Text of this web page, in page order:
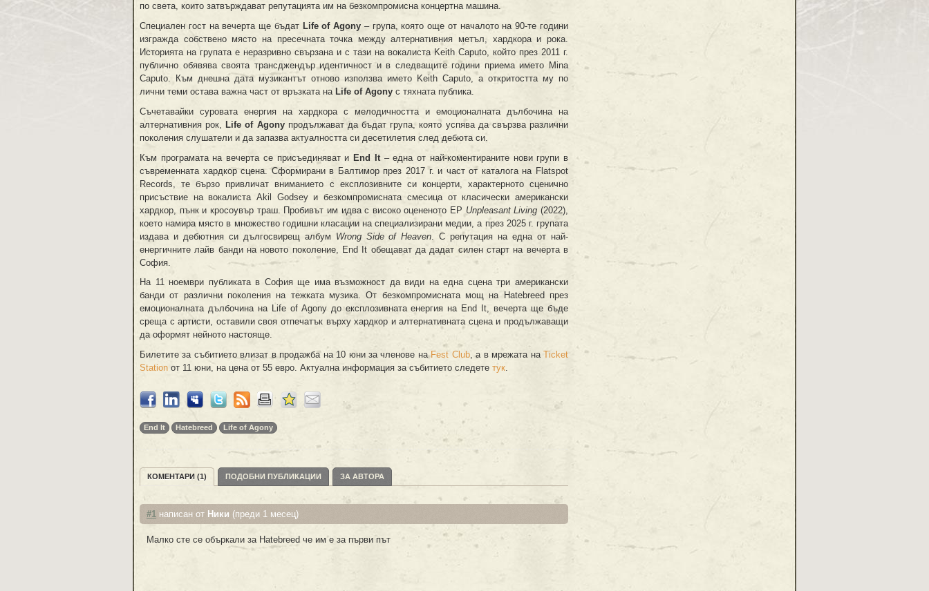
по света, които затвърждават репутацията им на безкомпромисна концертна машина.
Специален гост на вечерта ще бъдат Life of Agony – група, която още от началото на 90-те години
изгражда собствено място на пресечната точка между алтернативния метъл, хардкора и рока.
Историята на групата е неразривно свързана и с тази на вокалиста Keith Caputo, който през 2011 г.
публично обявява своята трансджендър идентичност и в следващите години приема името Mina
Caputo. Към днешна дата музикантът отново използва името Keith Caputo, а откритостта му по
лични теми остава важна част от връзката на Life of Agony с тяхната публика.
Съчетавайки суровата енергия на хардкора с мелодичността и емоционалната дълбочина на
алтернативния рок,
Life of Agonyпродължават да бъдат група, която успява да свързва различни
поколения слушатели и да запазва актуалността си десетилетия след дебюта си.
Към програмата на вечерта се присъединяват иEnd It– една от най-коментираните нови групи в
съвременната хардкор сцена. Сформирани в Балтимор през 2017 г. и част от каталога на Flatspot
Records, те бързо привличат вниманието с експлозивните си концерти, характерното сценично
присъствие на вокалиста Akil Godsey и безкомпромисната смесица от класически американски
хардкор, пънк и кросоувър траш. Пробивът им идва с високо оцененото EP Unpleasant Living (2022),
което намира място в множество годишни класации на специализирани медии, а през 2025 г. групата
издава и дебютния си дългосвирещ албум Wrong Side of Heaven . С репутация на една от най-
енергичните лайв банди на новото поколение, End It обещават да дадат силен старт на вечерта в
София.
На 11 ноември публиката в София ще има възможност да види на една сцена три американски
банди от различни поколения на тежката музика. От безкомпромисната мощ на Hatebreed през
емоционалната дълбочина на Life of Agony до експлозивната енергия на End It, вечерта ще бъде
среща с артисти, оставили своя отпечатък върху хардкор и алтернативната сцена и продължаващи
да оформят нейното настояще.
Билетите за събитието влизат в продажба на 10 юни за членове на Fest Club, а в мрежата наTicket
Station от 11 юни, на цена от 55 евро. Актуална информация за събитието следете тук.
End It Hatebreed Life of Agony
КОМЕНТАРИ (1) ПОДОБНИ ПУБЛИКАЦИИ ЗА АВТОРА
#1 написан от Ники (преди 1 месец)
Малко сте се объркали за Hatebreed че им е за първи път